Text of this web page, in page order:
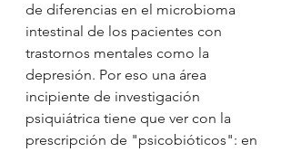
de diferencias en el microbioma
intestinal de los pacientes con
trastornos mentales como la
depresión. Por eso una área
incipiente de investigación
psiquiátrica tiene que ver con la
prescripción de "psicobióticos": en